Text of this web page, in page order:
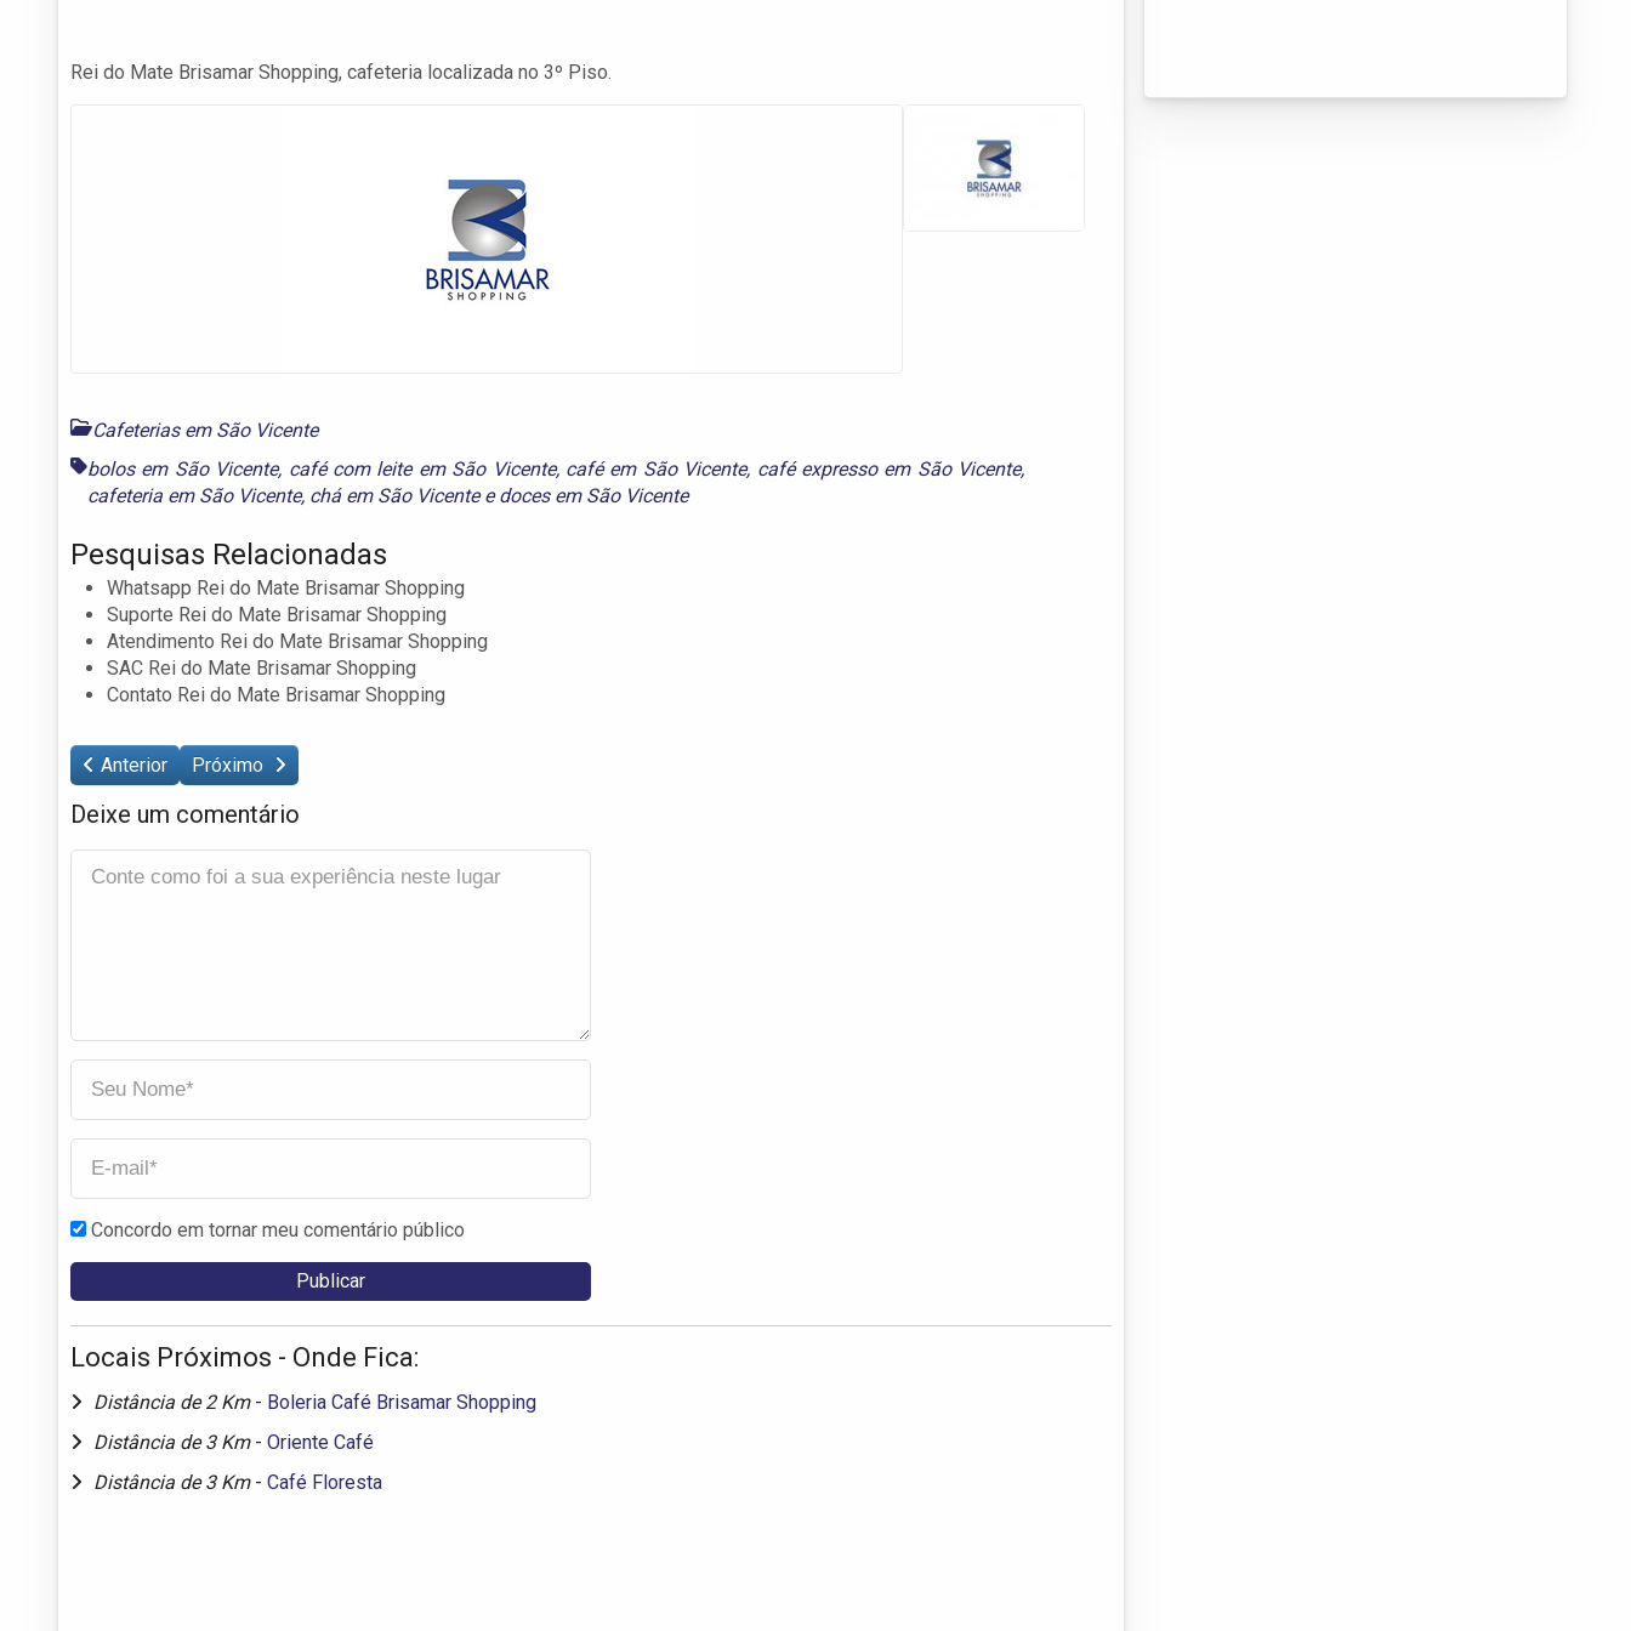
Rei do Mate Brisamar Shopping, cafeteria localizada no 3º Piso.
Cafeterias em São Vicente
bolos em São Vicente, café com leite em São Vicente, café em São Vicente, café expresso em São Vicente,
cafeteria em São Vicente, chá em São Vicenteedoces em São Vicente
Pesquisas Relacionadas
Whatsapp Rei do Mate Brisamar Shopping
Suporte Rei do Mate Brisamar Shopping
Atendimento Rei do Mate Brisamar Shopping
SAC Rei do Mate Brisamar Shopping
Contato Rei do Mate Brisamar Shopping
Anterior Próximo
Deixe um comentário
Concordo em tornar meu comentário público
Locais Próximos - Onde Fica:
Distância de 2 Km - Boleria Café Brisamar Shopping
Distância de 3 Km - Oriente Café
Distância de 3 Km - Café Floresta